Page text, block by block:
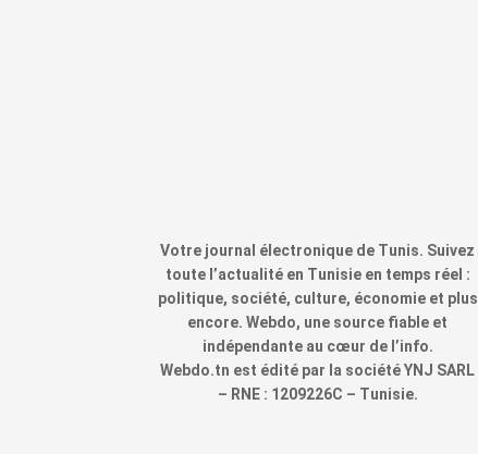
Votre journal électronique de Tunis. Suivez
toute l’actualité en Tunisie en temps réel :
politique, société, culture, économie et plus
encore. Webdo, une source fiable et
indépendante au cœur de l’info.
Webdo.tn est édité par la société YNJ SARL
– RNE : 1209226C – Tunisie.